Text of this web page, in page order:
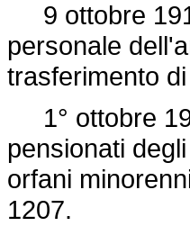
9 ottobre
personale
trasferimento
1° ottobre
pensionati
orfani
1207.